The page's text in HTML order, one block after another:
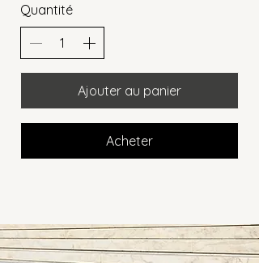
Quantité
Ajouter au panier
Acheter